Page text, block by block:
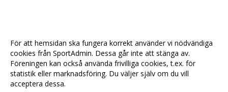
För att hemsidan ska fungera korrekt använder vi nödvändiga
cookies från SportAdmin. Dessa går inte att stänga av.
Föreningen kan också använda frivilliga cookies, t.ex. för
statistik eller marknadsföring. Du väljer själv om du vill
acceptera dessa.